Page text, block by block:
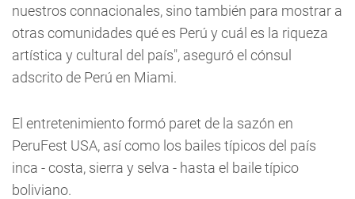
nuestros connacionales, sino también para mostrar a
otras comunidades qué es Perú y cuál es la riqueza
artística y cultural del país", aseguró el cónsul
adscrito de Perú en Miami.
El entretenimiento formó paret de la sazón en
PeruFest USA, así como los bailes típicos del país
inca - costa, sierra y selva - hasta el baile típico
boliviano.